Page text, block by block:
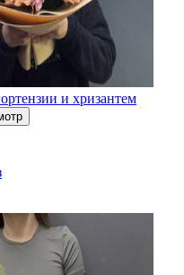
и хризантем